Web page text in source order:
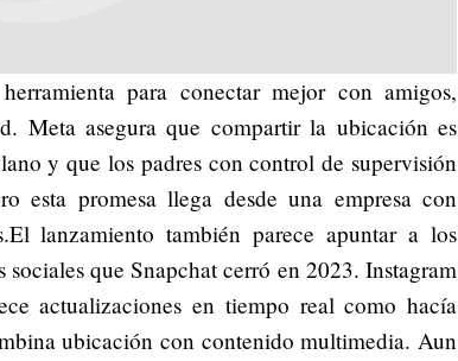
para conectar mejor con amigos,
Meta asegura que compartir la ubicación es
y que los padres con control de supervisión
esta promesa llega desde una empresa con
lanzamiento también parece apuntar a los
que Snapchat cerró en 2023. Instagram
actualizaciones en tiempo real como hacía
ubicación con contenido multimedia. Aun